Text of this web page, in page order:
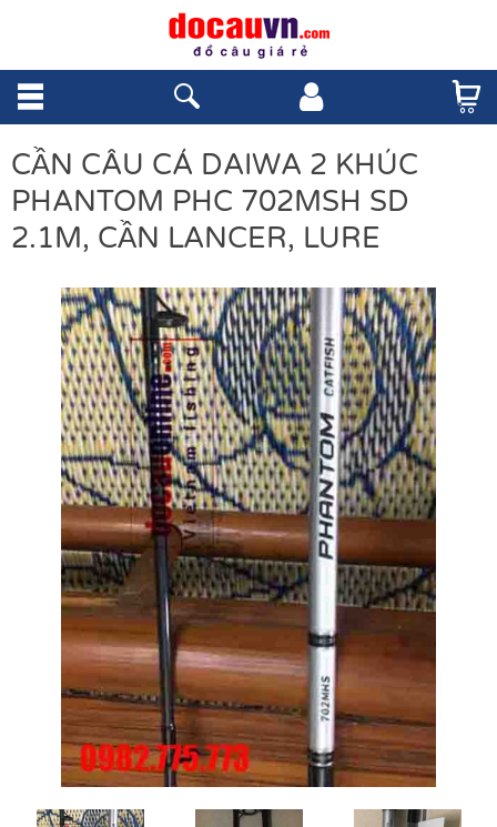
CẦN CÂU CÁ DAIWA 2 KHÚC
PHANTOM PHC 702MSH SD
2.1M, CẦN LANCER, LURE